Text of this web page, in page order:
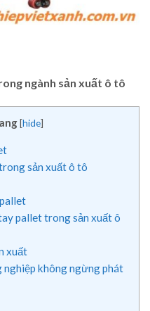
ngành sản xuất ô tô
[hide]
sản xuất ô tô
pallet trong sản xuất ô
xuất
nghiệp không ngừng phát